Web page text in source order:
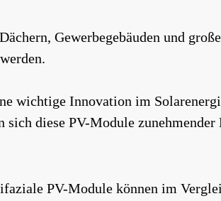
Gewerbegebäuden und
wichtige Innovation im
diese PV-Module
PV-Module können im